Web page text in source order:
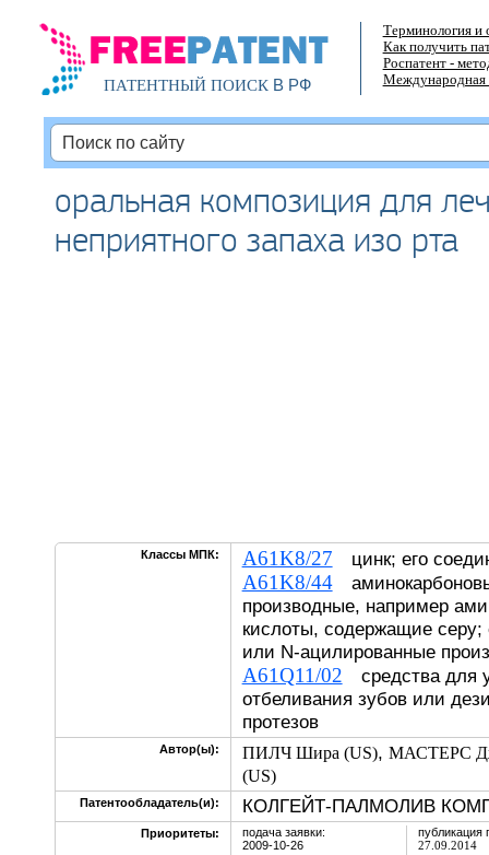
ПАТЕНТНЫЙ ПОИСКВ РФ
Терминология и
Как получить
Роспатент -
Международная
оральная композиция для
неприятного запаха изо рта
Классы МПК: A61K8/27 цинк; его
A61K8/44
производные, например
кислоты, содержащие
или N-ацилированные
A61Q11/02 средства для
отбеливания зубов или
протезов
Автор(ы): ПИЛЧ Шира (US), МАСТЕРС
(US)
Патентообладатель(и): КОЛГЕЙТ-ПАЛМОЛИВ
Приоритеты:
подача заявки:
2009-10-26
публикация
27.09.2014